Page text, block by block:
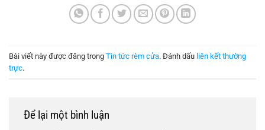
Bài viết này được đăng trong Tin tức rèm cửa. Đánh dấu liên kết thường
trực.
Để lại một bình luận